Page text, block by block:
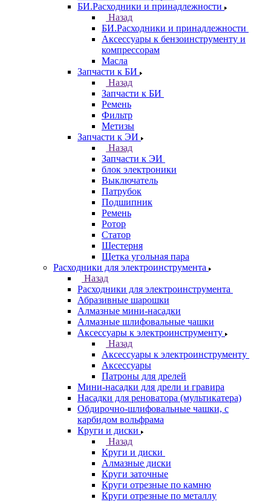
БИ.Расходники и принадлежности
Назад
БИ.Расходники и принадлежности
Аксессуары к бензоинструменту и
компрессорам
Масла
Запчасти к БИ
Назад
Запчасти к БИ
Ремень
Фильтр
Метизы
Запчасти к ЭИ
Назад
Запчасти к ЭИ
блок электроники
Выключатель
Патрубок
Подшипник
Ремень
Ротор
Статор
Шестерня
Щетка угольная пара
Расходники для электроинструмента
Назад
Расходники для электроинструмента
Абразивные шарошки
Алмазные мини-насадки
Алмазные шлифовальные чашки
Аксессуары к электроинструменту
Назад
Аксессуары к электроинструменту
Аксессуары
Патроны для дрелей
Мини-насадки для дрели и гравира
Насадки для реноватора (мультикатера)
Обдирочно-шлифовальные чашки, с
карбидом вольфрама
Круги и диски
Назад
Круги и диски
Алмазные диски
Круги заточные
Круги отрезные по камню
Круги отрезные по металлу